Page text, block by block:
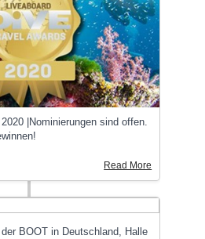
|Nominierungen sind offen.
Read More
BOOT in Deutschland, Halle